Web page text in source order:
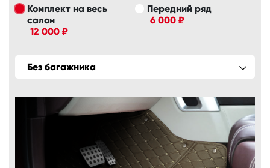
Комплект на весь
салон
12 000 ₽
Передний ряд
6 000 ₽
Без багажника